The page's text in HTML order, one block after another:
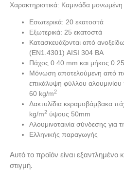
Χαρακτηριστικά: Καμινάδα
Εσωτερικά: 20 εκατοστά
Εξωτερικά: 25 εκατοστά
Κατασκευάζονται από
(EN1.4301) AISI 304 BA
Πάχος 0.40 mm και μήκος
Μόνωση αποτελούμενη από
επικάλυψη φύλλου
60 kg/m2
Δακτυλίδια κεραμοβάμβακα
kg/m2 ύψους 50mm
Αλουμινοταινία σύνδεσης για
Ελληνικής παραγωγής
Αυτό το προϊόν είναι εξαντλημένο
στιγμή.